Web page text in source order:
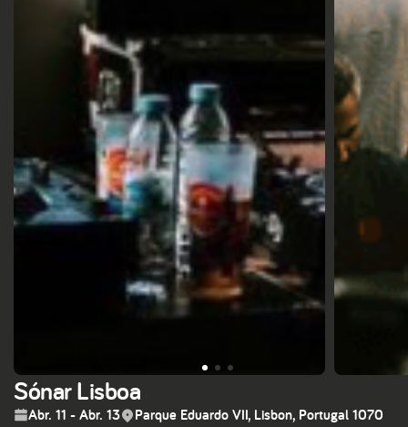
Sónar Lisboa
Abr. 11 - Abr. 13 Parque Eduardo VII, Lisbon, Portugal 1070